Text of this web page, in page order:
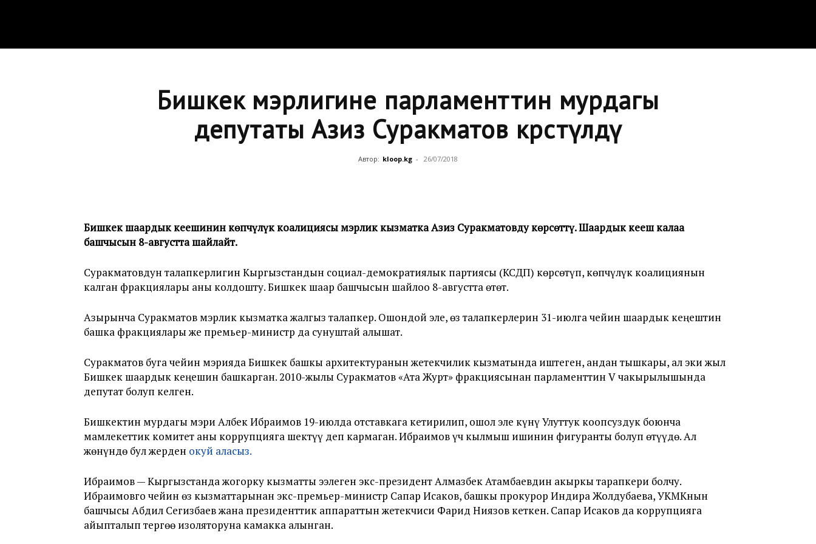
Бишкек мэрлигине парламенттин мурдагы
депутаты Азиз Суракматов көрсөтүлдү
Автор: kloop.kg - 26/07/2018
Бишкек шаардык кеңешинин көпчүлүк коалициясы мэрлик кызматка Азиз Суракматовду көрсөттү. Шаардык кеңеш калаа
башчысын 8-августта шайлайт.
Суракматовдун талапкерлигин Кыргызстандын социал-демократиялык партиясы (КСДП) көрсөтүп, көпчүлүк коалициянын
калган фракциялары аны колдошту. Бишкек шаар башчысын шайлоо 8-августта өтөт.
Азырынча Суракматов мэрлик кызматка жалгыз талапкер. Ошондой эле, өз талапкерлерин 31-июлга чейин шаардык кеңештин
башка фракциялары же премьер-министр да сунуштай алышат.
Суракматов буга чейин мэрияда Бишкек башкы архитектуранын жетекчилик кызматында иштеген, андан тышкары, ал эки жыл
Бишкек шаардык кеңешин башкарган. 2010-жылы Суракматов «Ата Журт» фракциясынан парламенттин V чакырылышында
депутат болуп келген.
Бишкектин мурдагы мэри Албек Ибраимов 19-июлда отставкага кетирилип, ошол эле күнү Улуттук коопсуздук боюнча
мамлекеттик комитет аны коррупцияга шектүү деп кармаган. Ибраимов үч кылмыш ишинин фигуранты болуп өтүүдө. Ал
жөнүндө бул жерден окуй аласыз.
Ибраимов — Кыргызстанда жогорку кызматты ээлеген экс-президент Алмазбек Атамбаевдин акыркы тарапкери болчу.
Ибраимовго чейин өз кызматтарынан экс-премьер-министр Сапар Исаков, башкы прокурор Индира Жолдубаева, УКМКнын
башчысы Абдил Сегизбаев жана президенттик аппараттын жетекчиси Фарид Ниязов кеткен. Сапар Исаков да коррупцияга
айыпталып тергөө изоляторуна камакка алынган.